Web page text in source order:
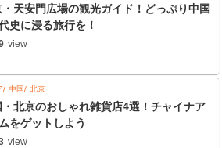
天安門広場の観光ガイド！どっぷり中国
史に浸る旅行を！
view
中国 北京
・北京のおしゃれ雑貨店4選！チャイナア
をゲットしよう
view